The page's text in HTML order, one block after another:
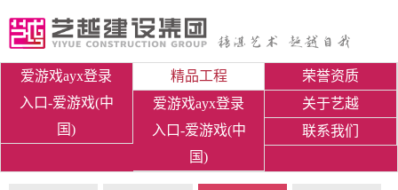
爱游戏ayx登录
入口-爱游戏(中
国)
精品工程
荣誉资质
爱游戏ayx登录
入口-爱游戏(中
国)
关于艺越
联系我们